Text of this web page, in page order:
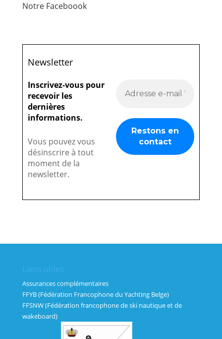
Notre Faceboook
Newsletter
Inscrivez-vous pour
recevoir les
dernières
informations.
Vous pouvez vous
désinscrire à tout
moment de la
newsletter.
Liens utiles
Assurances complémentaires
FFYB (Fédération Francophone du Yachting Belge)
FFSNW (Fédération francophone de ski nautique et de
wakeboard)